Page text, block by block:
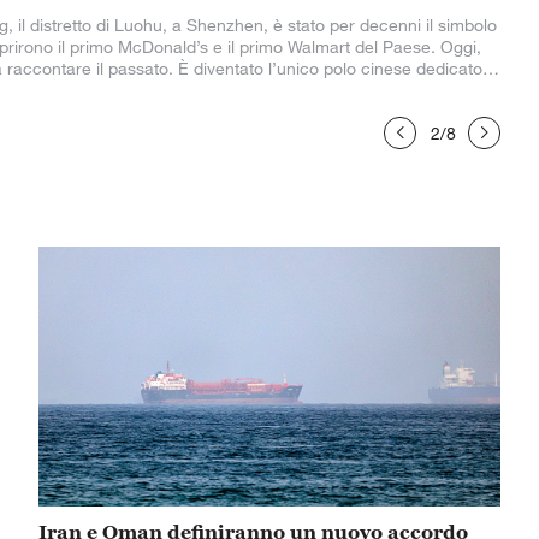
il distretto di Luohu, a Shenzhen, è stato per decenni il simbolo
il primo McDonald’s e il primo Walmart del Paese. Oggi,
il passato. È diventato l’unico polo cinese dedicato
2/8
Iran e Oman definiranno un nuovo accordo